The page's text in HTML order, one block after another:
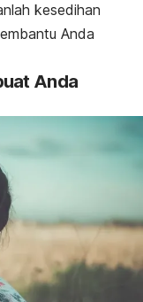
kesedihan
Anda
Anda